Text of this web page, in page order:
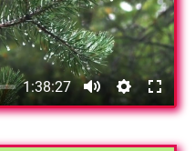
1:38:27